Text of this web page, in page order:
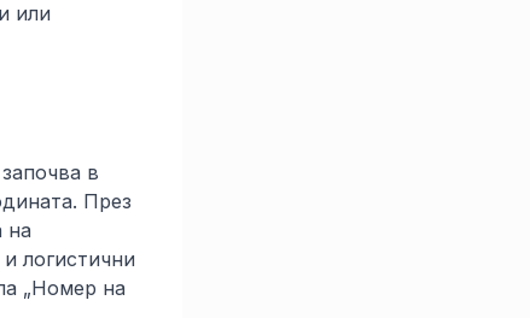
или
в
През
на
логистични
„Номер на